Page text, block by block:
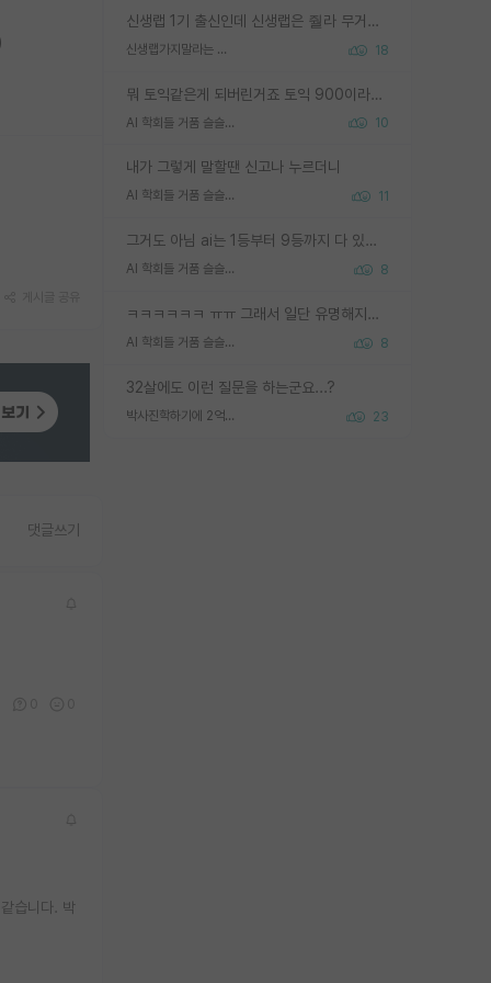
신생랩 1기 출신인데 신생랩은 줠라 무거운 바벨 같은거임. 들면 대박인데 못들면 깔려 죽음. 아무도 알려주지 않는 환경에서 자생해야하지만, 일단 살아남았다면 그 어떤 사람보다 악착같고 생존력 높은 사람으로 거듭날 수 있음
신생랩가지말라는 이유가 있었구나 18
뭐 토익같은게 되버린거죠 토익 900이라고 영어잘하는건 아닙니다만 잘하는사람은 다 900을 넘는 그런
AI 학회들 거품 슬슬 지적이 나오네요 10
내가 그렇게 말할땐 신고나 누르더니
AI 학회들 거품 슬슬 지적이 나오네요 11
그거도 아님 ai는 1등부터 9등까지 다 있음 그거도 없는 사람은 뭐냐 교수가 그냥 못하게 한거 1등급도 교수가 막으면 안됨
AI 학회들 거품 슬슬 지적이 나오네요 8
ㅋㅋㅋㅋㅋㅋ ㅠㅠ 그래서 일단 유명해지는게 중요한거같습니다
AI 학회들 거품 슬슬 지적이 나오네요 8
32살에도 이런 질문을 하는군요...?
박사진학하기에 2억은 괜찮은 (?) 정도의 경제력인가요 23
댓글쓰기
습니다. 박